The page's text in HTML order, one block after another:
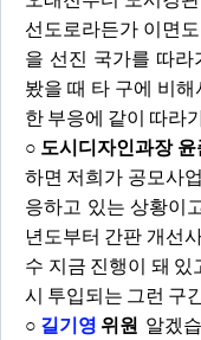
선도로라든가 이면
을 선진 국가를 따
봤을 때 타 구에 비
한 부응에 같이 따라
○ 도시디자인과장 윤
하면 저희가 공모사
응하고 있는 상황이
년도부터 간판 개선
수 지금 진행이 돼
시 투입되는 그런 구
○ 길기영 위원 알겠